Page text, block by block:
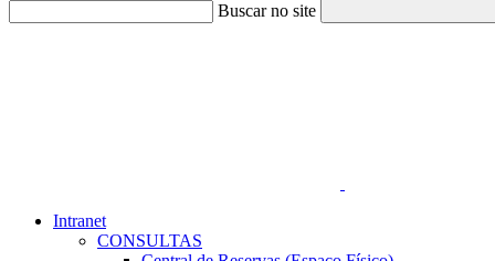
Buscar no site
Intranet
CONSULTAS